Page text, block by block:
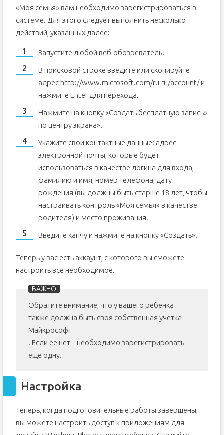
«Моя семья» вам необходимо зарегистрироваться в
системе. Для этого следует выполнить несколько
действий, указанных далее:
Запустите любой веб-обозреватель.
В поисковой строке введите или скопируйте
адрес http://www.microsoft.com/ru-ru/account/ и
нажмите Enter для перехода.
Нажмите на кнопку «Создать бесплатную запись»
по центру экрана».
Укажите свои контактные данные: адрес
электронной почты, которые будет
использоваться в качестве логина для входа,
фамилию и имя, номер телефона, дату
рождения (вы должны быть старше 18 лет, чтобы
настраивать контроль «Моя семья» в качестве
родителя) и место проживания.
Введите капчу и нажмите на кнопку «Создать».
Теперь у вас есть аккаунт, с которого вы сможете
настроить все необходимое.
Обратите внимание, что у вашего ребенка
также должна быть своя собственная учетка
Майкрософт
. Если ее нет – необходимо зарегистрировать
еще одну.
Настройка
Теперь, когда подготовительные работы завершены,
вы можете настроить доступ к приложениям для